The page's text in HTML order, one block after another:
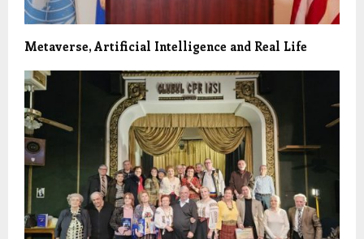
Metaverse, Artificial Intelligence and Real Life